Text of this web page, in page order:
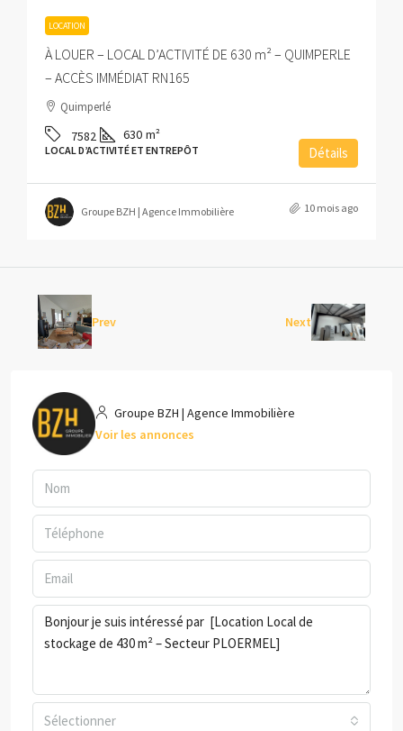
LOCATION
À LOUER – LOCAL D’ACTIVITÉ DE 630 m² – QUIMPERLE
– ACCÈS IMMÉDIAT RN165
Quimperlé
7582 630 m²
LOCAL D’ACTIVITÉ ET ENTREPÔT Détails
Groupe BZH | Agence Immobilière 10 mois ago
Prev Next
Groupe BZH | Agence Immobilière
Voir les annonces
Sélectionner